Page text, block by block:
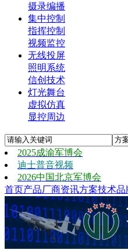
摄录编播
集中控制
指挥控制
视频监控
无线投屏
照明系统
信创技术
灯光舞台
虚拟仿真
显控周边
2025成渝军博会
迪士普音视频
2026中国北京军博会
首页产品厂商资讯方案技术品